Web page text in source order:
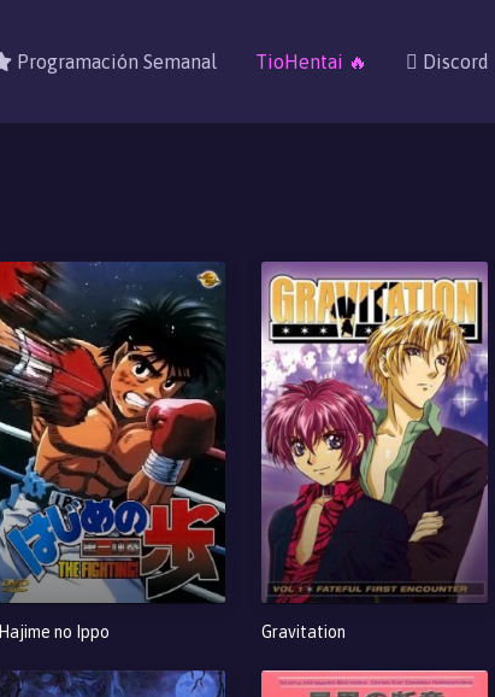
Programación Semanal TioHentai 🔥 Discord
Hajime no Ippo Gravitation